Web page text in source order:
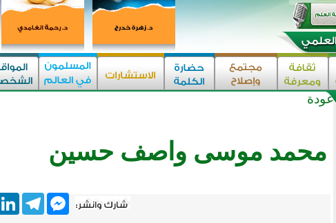
عودة
محمد موسى واصف حسين
Messenger